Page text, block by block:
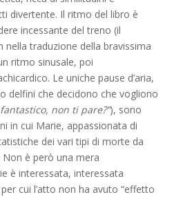
divertente. Il ritmo del libro è
incessante del treno (il
traduzione della bravissima
ritmo sinusale, poi
Le uniche pause d’aria,
delfini che decidono che vogliono
non ti pare?”), sono
in cui Marie, appassionata di
dei vari tipi di morte da
è però una mera
è interessata, interessata
cui l’atto non ha avuto “effetto